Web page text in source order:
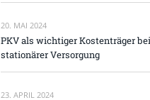
20. MAI 2024
PKV als wichtiger Kostenträger bei
stationärer Versorgung
23. APRIL 2024